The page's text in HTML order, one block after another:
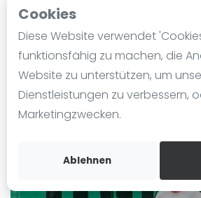
Cookies
Diese Website verwendet
funktionsfähig zu machen, die
Website zu unterstützen, um
Dienstleistungen zu verbessern,
Marketingzwecken.
Ablehnen
Blog
Die Geschichte von Padel
Regeln und Punktzählung
Padel Schläge
Video